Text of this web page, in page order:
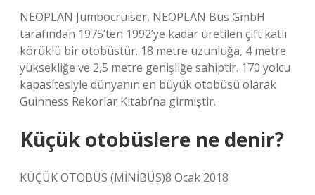
NEOPLAN Jumbocruiser, NEOPLAN Bus GmbH
tarafından 1975’ten 1992’ye kadar üretilen çift katlı
körüklü bir otobüstür. 18 metre uzunluğa, 4 metre
yüksekliğe ve 2,5 metre genişliğe sahiptir. 170 yolcu
kapasitesiyle dünyanın en büyük otobüsü olarak
Guinness Rekorlar Kitabı’na girmiştir.
Küçük otobüslere ne denir?
KÜÇÜK OTOBÜS (MİNİBÜS)8 Ocak 2018